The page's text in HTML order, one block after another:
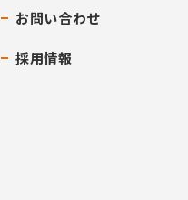
お問い合わせ
採用情報